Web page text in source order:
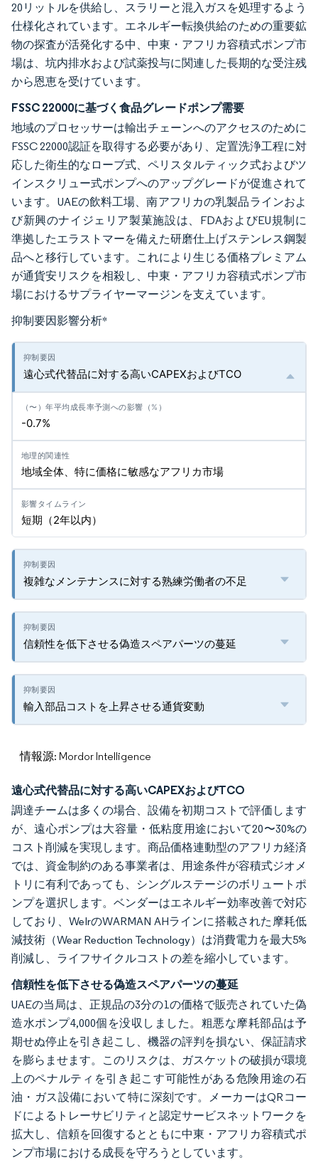
20リットルを供給し、スラリーと混入ガスを処理するよう
仕様化されています。エネルギー転換供給のための重要鉱
物の探査が活発化する中、中東・アフリカ容積式ポンプ市
場は、坑内排水および試薬投与に関連した長期的な受注残
から恩恵を受けています。
FSSC 22000に基づく食品グレードポンプ需要
地域のプロセッサーは輸出チェーンへのアクセスのために
FSSC 22000認証を取得する必要があり、定置洗浄工程に対
応した衛生的なローブ式、ペリスタルティック式およびツ
インスクリュー式ポンプへのアップグレードが促進されて
います。UAEの飲料工場、南アフリカの乳製品ラインおよ
び新興のナイジェリア製菓施設は、FDAおよびEU規制に
準拠したエラストマーを備えた研磨仕上げステンレス鋼製
品へと移行しています。これにより生じる価格プレミアム
が通貨安リスクを相殺し、中東・アフリカ容積式ポンプ市
場におけるサプライヤーマージンを支えています。
抑制要因影響分析*
遠心式代替品に対する高いCAPEXおよびTCO
-0.7%
地域全体、特に価格に敏感なアフリカ市場
短期（2年以内）
複雑なメンテナンスに対する熟練労働者の不足
信頼性を低下させる偽造スペアパーツの蔓延
輸入部品コストを上昇させる通貨変動
情報源: Mordor Intelligence
遠心式代替品に対する高いCAPEXおよびTCO
調達チームは多くの場合、設備を初期コストで評価します
が、遠心ポンプは大容量・低粘度用途において20〜30%の
コスト削減を実現します。商品価格連動型のアフリカ経済
では、資金制約のある事業者は、用途条件が容積式ジオメ
トリに有利であっても、シングルステージのボリュートポ
ンプを選択します。ベンダーはエネルギー効率改善で対応
しており、WeIrのWARMAN AHラインに搭載された摩耗低
減技術（Wear Reduction Technology）は消費電力を最大5%
削減し、ライフサイクルコストの差を縮小しています。
信頼性を低下させる偽造スペアパーツの蔓延
UAEの当局は、正規品の3分の1の価格で販売されていた偽
造水ポンプ4,000個を没収しました。粗悪な摩耗部品は予
期せぬ停止を引き起こし、機器の評判を損ない、保証請求
を膨らませます。このリスクは、ガスケットの破損が環境
上のペナルティを引き起こす可能性がある危険用途の石
油・ガス設備において特に深刻です。メーカーはQRコー
ドによるトレーサビリティと認定サービスネットワークを
拡大し、信頼を回復するとともに中東・アフリカ容積式ポ
ンプ市場における成長を守ろうとしています。